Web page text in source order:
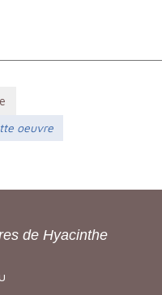
oeuvre
de Hyacinthe